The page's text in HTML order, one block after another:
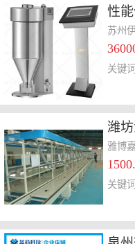
性
良
产
苏州
关键
潍
取
雅博
关键